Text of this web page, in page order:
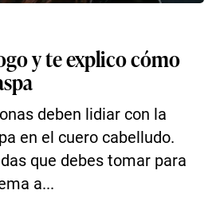
y te explico cómo
deben lidiar con la
en el cuero cabelludo.
que debes tomar para
a...